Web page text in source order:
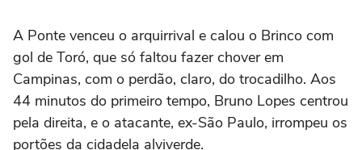
A Ponte venceu o arquirrival e calou o Brinco com
gol de Toró, que só faltou fazer chover em
Campinas, com o perdão, claro, do trocadilho. Aos
44 minutos do primeiro tempo, Bruno Lopes centrou
pela direita, e o atacante, ex-São Paulo, irrompeu os
portões da cidadela alviverde.